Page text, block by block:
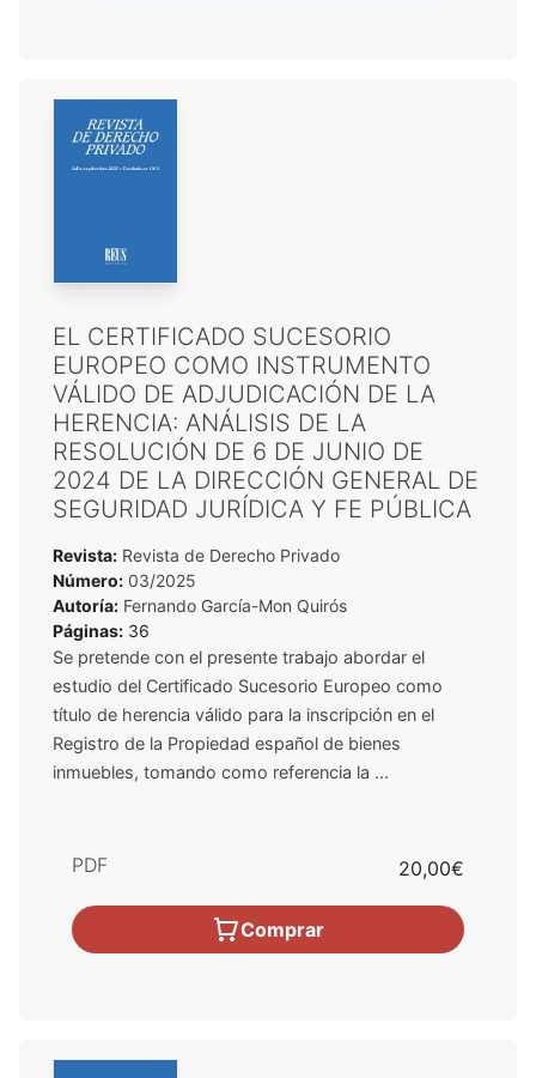
EL CERTIFICADO SUCESORIO
EUROPEO COMO INSTRUMENTO
VÁLIDO DE ADJUDICACIÓN DE LA
HERENCIA: ANÁLISIS DE LA
RESOLUCIÓN DE 6 DE JUNIO DE
2024 DE LA DIRECCIÓN GENERAL DE
SEGURIDAD JURÍDICA Y FE PÚBLICA
Revista: Revista de Derecho Privado
Número: 03/2025
Autoría: Fernando García-Mon Quirós
Páginas: 36
Se pretende con el presente trabajo abordar el
estudio del Certificado Sucesorio Europeo como
título de herencia válido para la inscripción en el
Registro de la Propiedad español de bienes
inmuebles, tomando como referencia la ...
PDF 20,00€
Comprar